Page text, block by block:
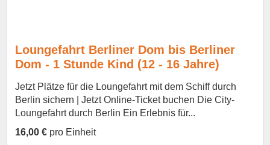
Loungefahrt Berliner Dom bis Berliner
Dom - 1 Stunde Kind (12 - 16 Jahre)
Jetzt Plätze für die Loungefahrt mit dem Schiff durch
Berlin sichern | Jetzt Online-Ticket buchen Die City-
Loungefahrt durch Berlin Ein Erlebnis für...
16,00 € pro Einheit